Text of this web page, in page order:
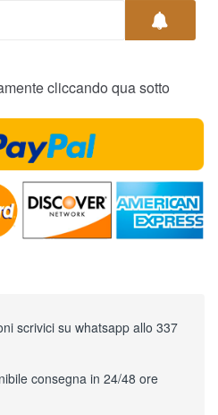
cliccando qua sotto
scrivici su whatsapp allo 337
consegna in 24/48 ore